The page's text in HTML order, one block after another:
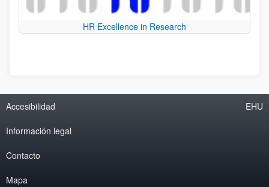
HR Excellence in Research
Accesibilidad
Información legal
Contacto
Mapa
EHU